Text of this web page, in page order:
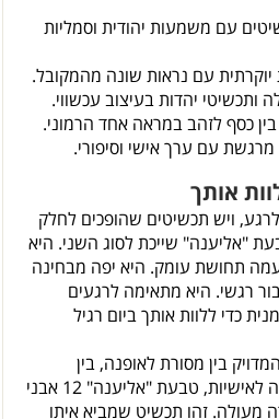
עם משמעות יהודית וסמליות
עם נראות שונה מהמקובל.
ותכשיטי יהדות בעיצוב עכשווי.
כסף לזהב במראה אחד הרמוני.
עם ערך אישי וסיפורי.
אותך
ויש תכשיטים שהופכים לחלק
"אליענה" שייכת לסוג השני. היא
תחושת עומק. היא יפה מבחינה
רגשי. היא מתאימה לרגעים
כדי ללוות אותך ביום רגיל
בין מסורת לאופנה, בין
אלגנטיות לסמליות ובין יוקרה לאישיות, טבעת "אליענה" 12 אבני
מעולה. זהו תכשיט שמביא איתו